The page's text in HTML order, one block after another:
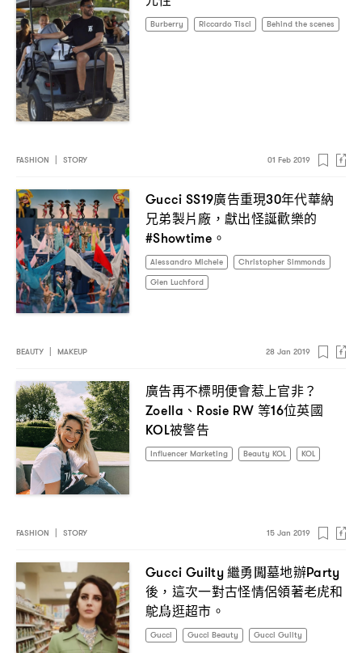
Burberry Riccardo Tisci Behind the scenes
FASHION STORY 01 Feb 2019
Gucci SS19廣告重現30年代華納
兄弟製片廠 ， 獻出怪誕歡樂的
#Showtime 。
Alessandro Michele
Christopher Simmonds
Glen Luchford
BEAUTY MAKEUP 28 Jan 2019
廣告再不標明便會惹上官非？
Zoella 、 Rosie RW 等16位英國
KOL被警告
Influencer Marketing Beauty KOL KOL
FASHION STORY 15 Jan 2019
Gucci Guilty繼勇闖墓地辦Party
後 ， 這次一對古怪情侶領著老虎和
鴕鳥逛超市。
Gucci Gucci Beauty Gucci Guilty